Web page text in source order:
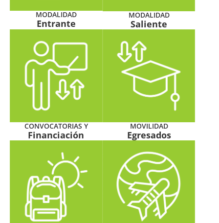
MODALIDAD
Entrante
MODALIDAD
Saliente
CONVOCATORIAS Y
Financiación
MOVILIDAD
Egresados